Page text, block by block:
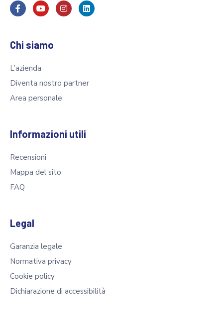
Chi siamo
L’azienda
Diventa nostro partner
Area personale
Informazioni utili
Recensioni
Mappa del sito
FAQ
Legal
Garanzia legale
Normativa privacy
Cookie policy
Dichiarazione di accessibilità